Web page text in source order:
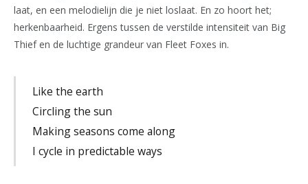
laat, en een melodielijn die je niet loslaat. En zo hoort het;
herkenbaarheid. Ergens tussen de verstilde intensiteit van Big
Thief en de luchtige grandeur van Fleet Foxes in.
Like the earth
Circling the sun
Making seasons come along
I cycle in predictable ways